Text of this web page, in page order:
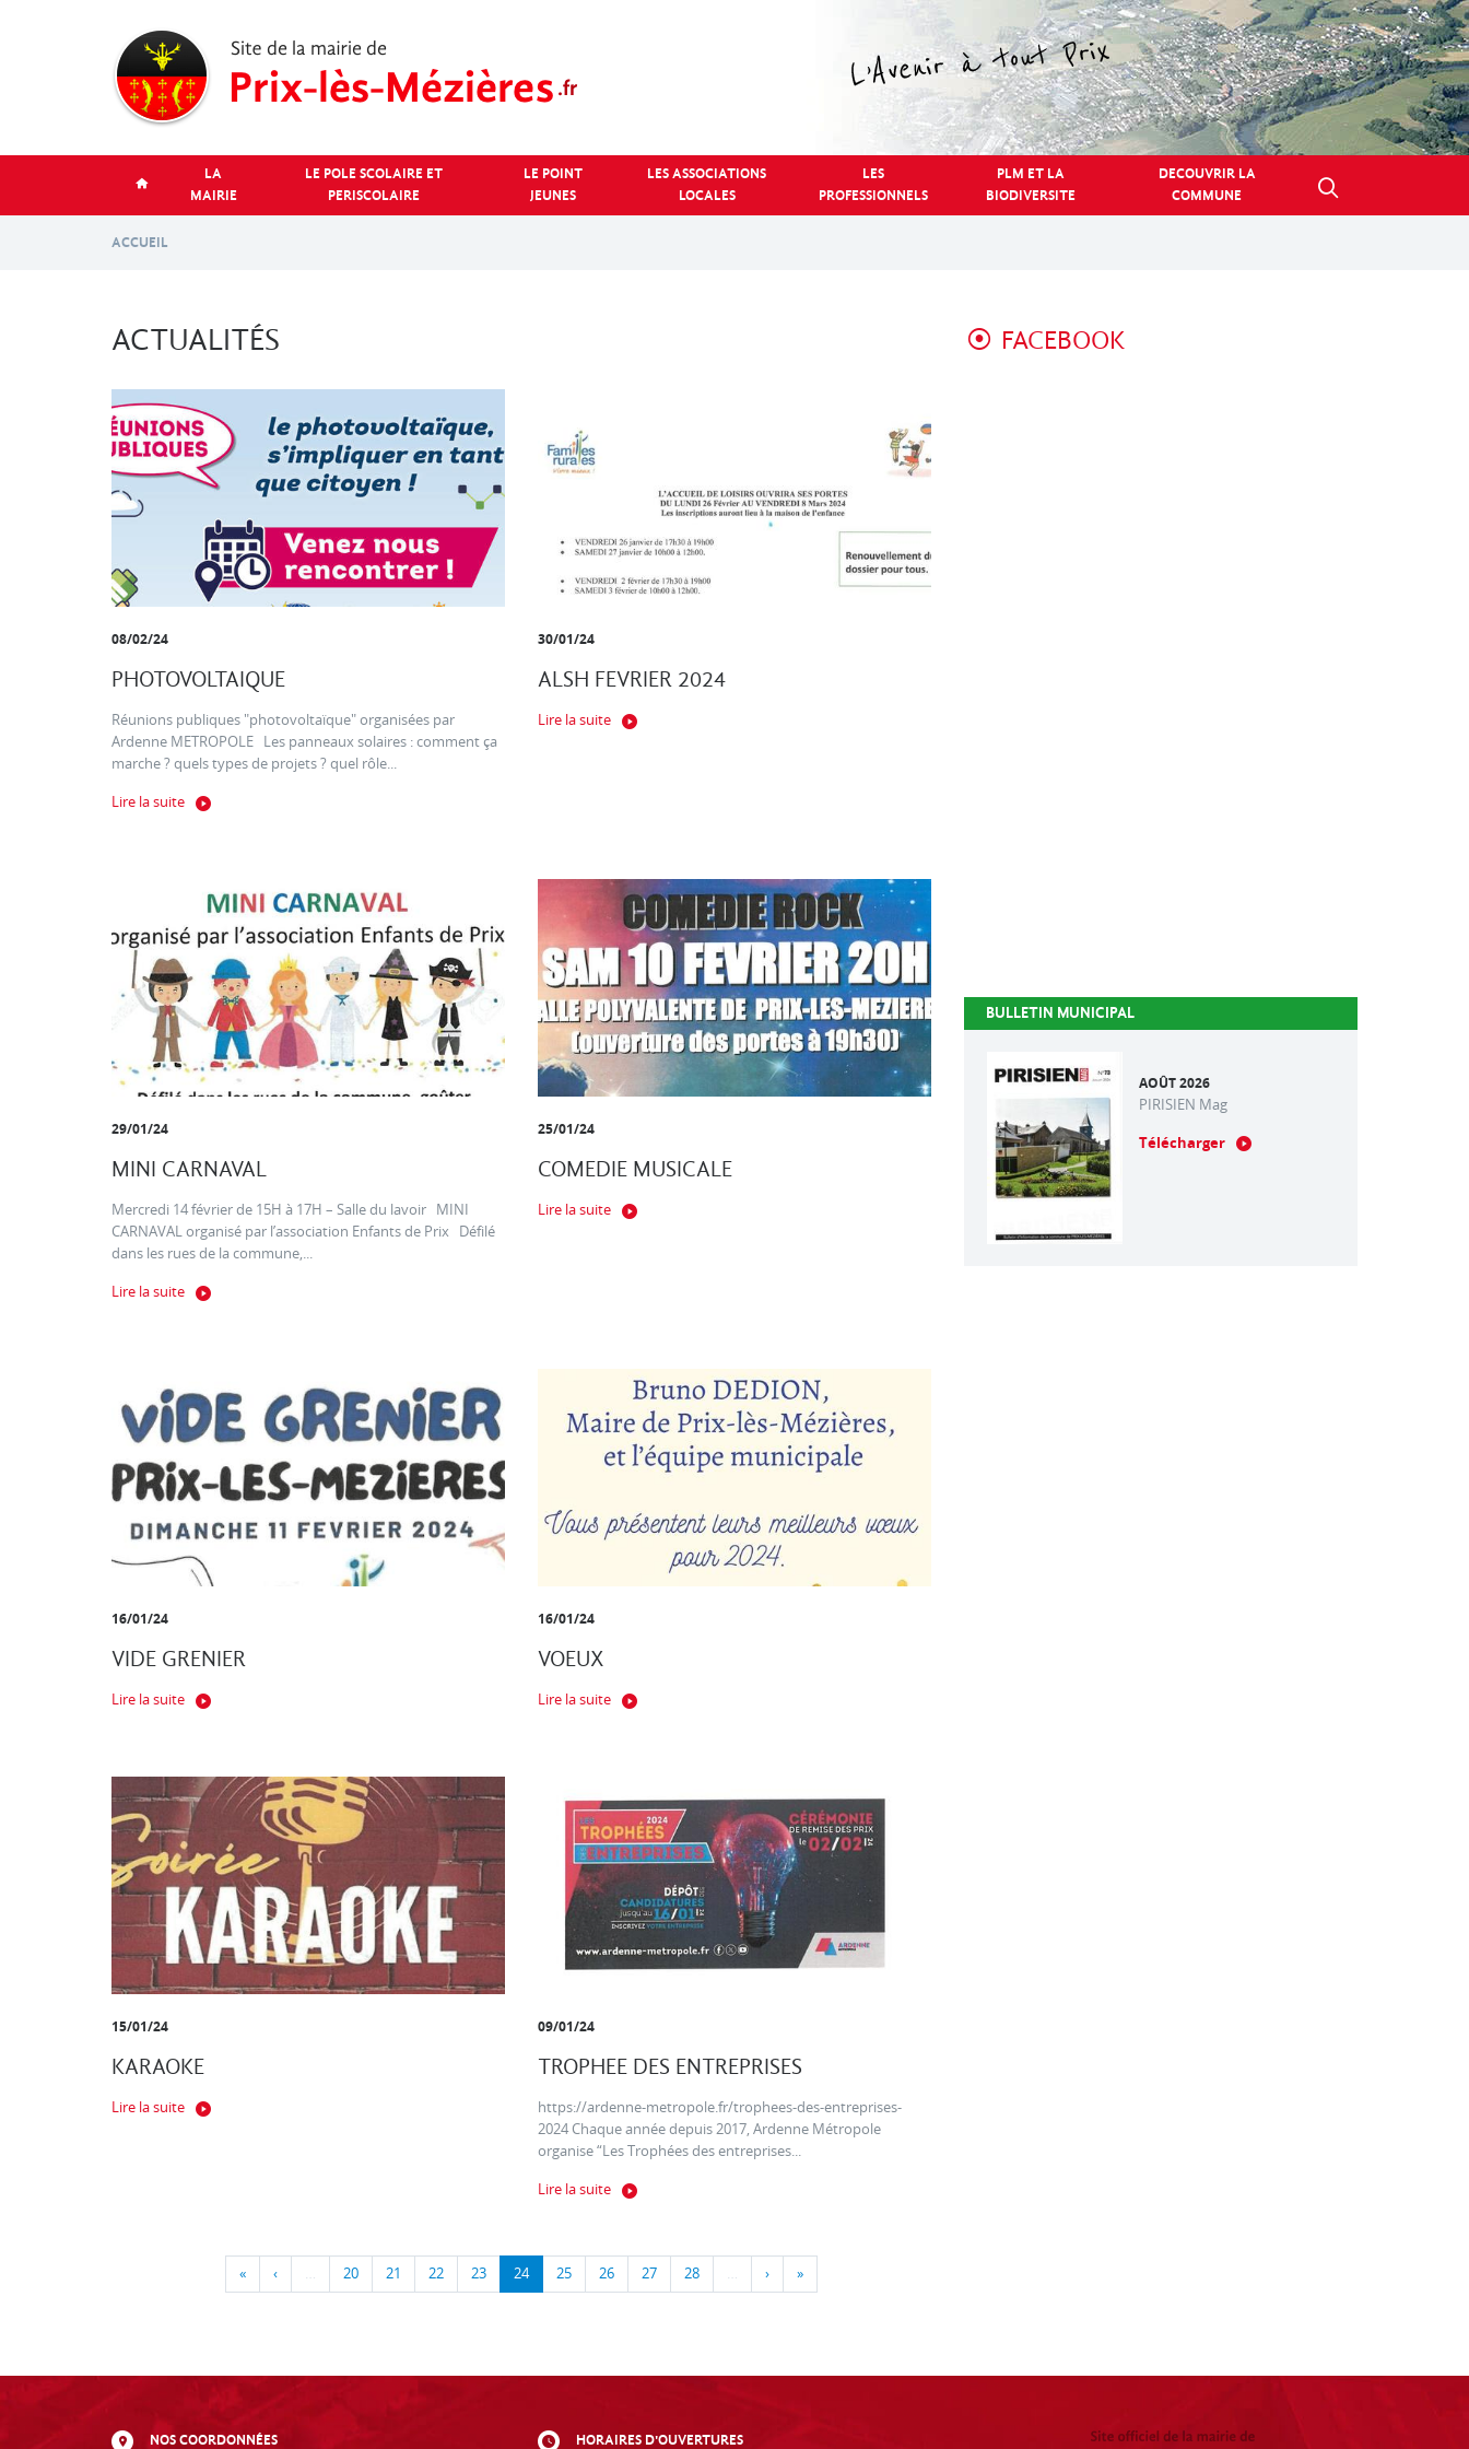
LA
MAIRIE
LE POLE SCOLAIRE ET
PERISCOLAIRE
LE POINT
JEUNES
LES ASSOCIATIONS
LOCALES
LES
PROFESSIONNELS
PLM ET LA
BIODIVERSITE
DECOUVRIR LA
COMMUNE
ACCUEIL
ACTUALITÉS
08/02/24
PHOTOVOLTAIQUE
Réunions publiques "photovoltaïque" organisées par
Ardenne METROPOLE Les panneaux solaires : comment ça
marche ? quels types de projets ? quel rôle...
Lire la suite
30/01/24
ALSH FEVRIER 2024
Lire la suite
29/01/24
MINI CARNAVAL
Mercredi 14 février de 15H à 17H – Salle du lavoir MINI
CARNAVAL organisé par l’association Enfants de Prix Défilé
dans les rues de la commune,...
Lire la suite
25/01/24
COMEDIE MUSICALE
Lire la suite
16/01/24
VIDE GRENIER
Lire la suite
16/01/24
VOEUX
Lire la suite
15/01/24
KARAOKE
Lire la suite
09/01/24
TROPHEE DES ENTREPRISES
https://ardenne-metropole.fr/trophees-des-entreprises-
2024 Chaque année depuis 2017, Ardenne Métropole
organise “Les Trophées des entreprises...
Lire la suite
« ‹ … 20 21 22 23 24 25 26 27 28 … › »
FACEBOOK
BULLETIN MUNICIPAL
AOÛT 2026
PIRISIEN Mag
Télécharger
NOS COORDONNÉES HORAIRES D'OUVERTURES